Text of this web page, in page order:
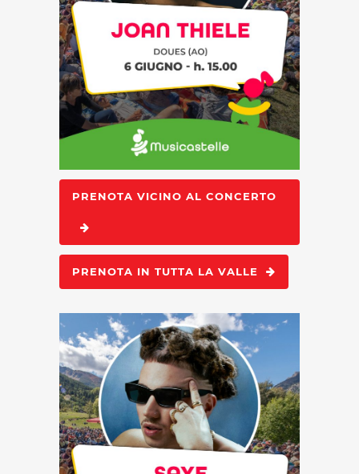
PRENOTA VICINO AL CONCERTO
PRENOTA IN TUTTA LA VALLE